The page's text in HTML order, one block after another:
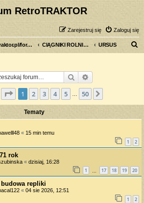
RetroTRAKTOR
Zaloguj się
Zarejestruj się
retrotraktor.pl/forum CIĄGNIKI ROLNICZE URSUS
Szukaj
Strona1 z50
1 2 3 4 5 50
Tematy
« 15 min temu
1 2
rok
« dzisiaj, 16:28
1 17 18 19 20
budowa repliki
« 04 sie 2026, 12:51
1 2